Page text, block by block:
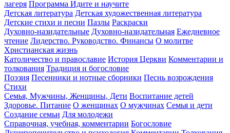
лагеря Программа Идите и научите
Детская литература Детская художественная литература
Детские стихи и песни Пазлы Раскраски
Духовно-назидательные Духовно-назидательная Ежедневное
чтение Лидерство. Руководство. Финансы О молитве
Христианская жизнь
Католичество и православие История Церкви Комментарии и
толкования Традиция и богословие
Поэзия Песенники и нотные сборники Песнь возрождения
Стихи
Семья, Мужчины, Женщины, Дети Воспитание детей
Здоровье. Питание О женщинах О мужчинах Семья и дети
Создание семьи Для молодежи
Справочная, учебная, комментарии Богословие